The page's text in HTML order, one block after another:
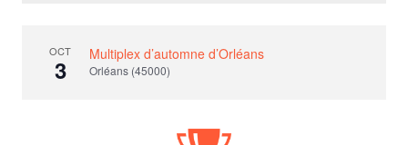
OCT
3
Multiplex d’automne d’Orléans
Orléans (45000)